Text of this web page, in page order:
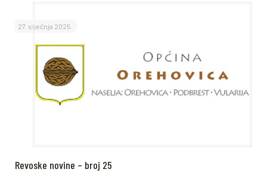
27. siječnja 2025.
Revoske novine – broj 25